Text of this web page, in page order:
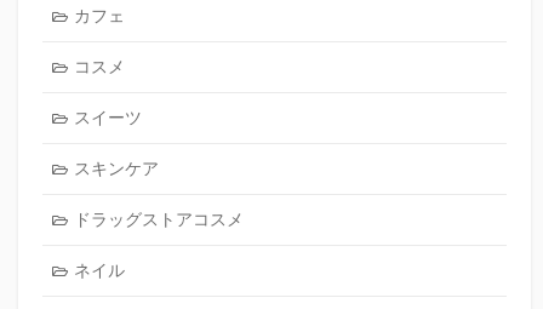
カフェ
コスメ
スイーツ
スキンケア
ドラッグストアコスメ
ネイル